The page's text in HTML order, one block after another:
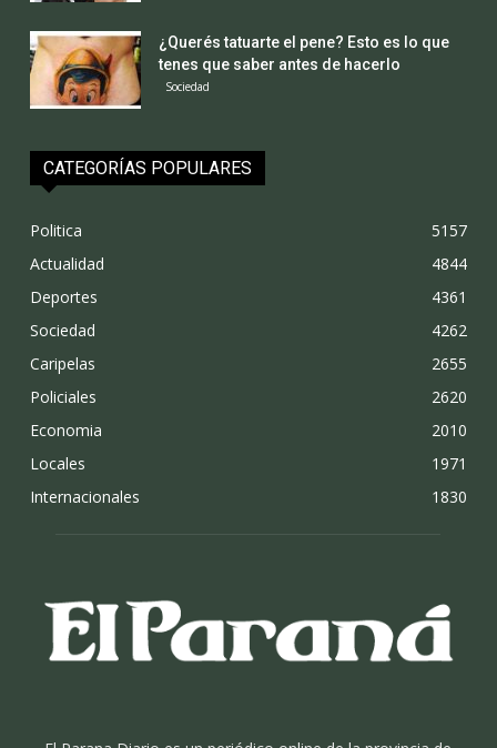
¿Querés tatuarte el pene? Esto es lo que
tenes que saber antes de hacerlo
Sociedad
CATEGORÍAS POPULARES
Politica
5157
Actualidad
4844
Deportes
4361
Sociedad
4262
Caripelas
2655
Policiales
2620
Economia
2010
Locales
1971
Internacionales
1830